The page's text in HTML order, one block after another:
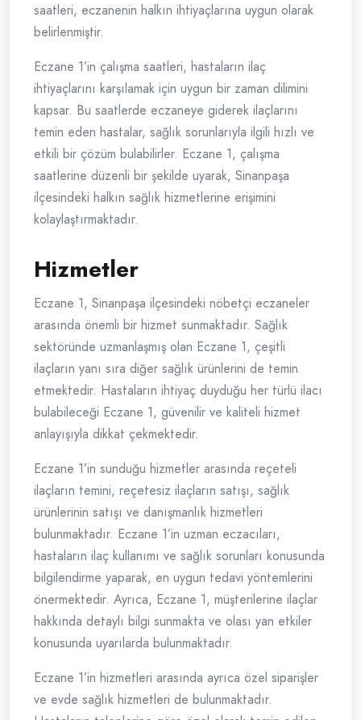
saatleri, eczanenin halkın ihtiyaçlarına uygun olarak
belirlenmiştir.
Eczane 1’in çalışma saatleri, hastaların ilaç
ihtiyaçlarını karşılamak için uygun bir zaman dilimini
kapsar. Bu saatlerde eczaneye giderek ilaçlarını
temin eden hastalar, sağlık sorunlarıyla ilgili hızlı ve
etkili bir çözüm bulabilirler. Eczane 1, çalışma
saatlerine düzenli bir şekilde uyarak, Sinanpaşa
ilçesindeki halkın sağlık hizmetlerine erişimini
kolaylaştırmaktadır.
Hizmetler
Eczane 1, Sinanpaşa ilçesindeki nöbetçi eczaneler
arasında önemli bir hizmet sunmaktadır. Sağlık
sektöründe uzmanlaşmış olan Eczane 1, çeşitli
ilaçların yanı sıra diğer sağlık ürünlerini de temin
etmektedir. Hastaların ihtiyaç duyduğu her türlü ilacı
bulabileceği Eczane 1, güvenilir ve kaliteli hizmet
anlayışıyla dikkat çekmektedir.
Eczane 1’in sunduğu hizmetler arasında reçeteli
ilaçların temini, reçetesiz ilaçların satışı, sağlık
ürünlerinin satışı ve danışmanlık hizmetleri
bulunmaktadır. Eczane 1’in uzman eczacıları,
hastaların ilaç kullanımı ve sağlık sorunları konusunda
bilgilendirme yaparak, en uygun tedavi yöntemlerini
önermektedir. Ayrıca, Eczane 1, müşterilerine ilaçlar
hakkında detaylı bilgi sunmakta ve olası yan etkiler
konusunda uyarılarda bulunmaktadır.
Eczane 1’in hizmetleri arasında ayrıca özel siparişler
ve evde sağlık hizmetleri de bulunmaktadır.